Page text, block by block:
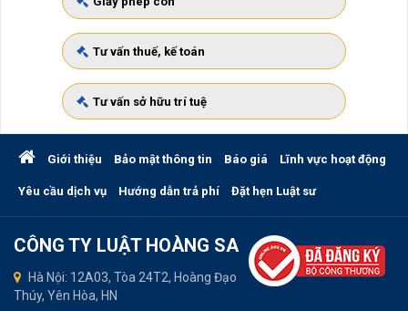
Tư vấn thuế, kế toán
Tư vấn sở hữu trí tuệ
Giới thiệu Bảo mật thông tin Báo giá Lĩnh vực hoạt động
Yêu cầu dịch vụ Hướng dẫn trả phí Đặt hẹn Luật sư
CÔNG TY LUẬT HOÀNG SA
Hà Nội: 12A03, Tòa 24T2, Hoàng Đạo
Thúy, Yên Hòa, HN